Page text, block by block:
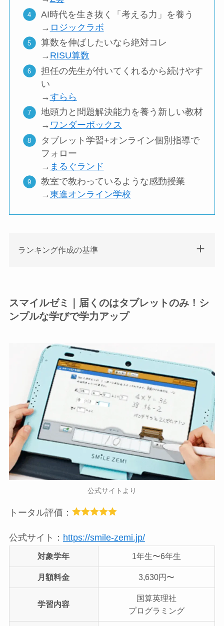
AI時代を生き抜く「考える力」を養う
→ ロジックラボ
算数を伸ばしたいなら絶対コレ
→ RISU算数
担任の先生が付いてくれるから続けやす
い
→すらら
地頭力と問題解決能力を養う新しい教材
→ ワンダーボックス
タブレット学習+オンライン個別指導で
フォロー
→ まるぐランド
教室で教わっているような感動授業
→東進オンライン学校
ランキング作成の基準
スマイルゼミ｜届くのはタブレットのみ！シ
ンプルな学びで学力アップ
公式サイトより
トータル評価：
公式サイト： https://smile-zemi.jp/
対象学年 1年生〜6年生
月額料金 3,630円〜
学習内容
国算英理社
プログラミング